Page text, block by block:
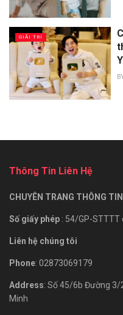
GIẢI TRÍ
Thông Tin Liên Hệ
CHUYÊN TRANG THÔNG
Số giấy phép : 54/GP-
Liên hệ chúng tôi
Phone: 02873069179
Address: Số 45/6b Đường 3/
Minh